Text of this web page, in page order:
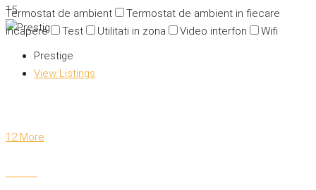
Termostat de ambient
Termostat de ambient in fiecare
incapere
Test Utilitati in zona Video interfon Wifi
15
Prestige
View Listings
12 More